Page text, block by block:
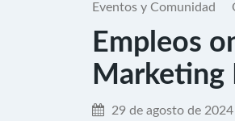
Eventos y Comunidad
Empleos
Marketing
29 de agosto de 2024